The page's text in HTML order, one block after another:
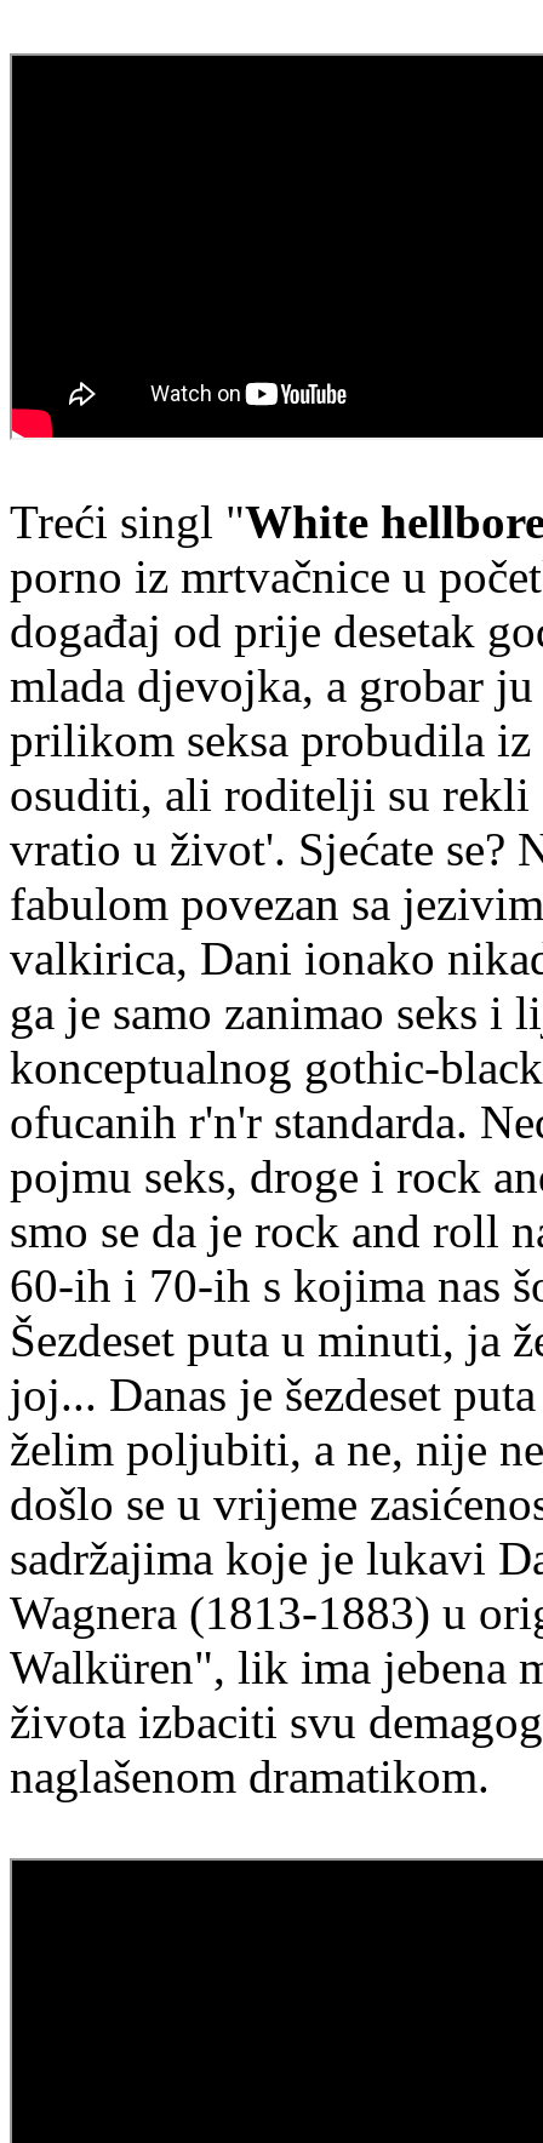
Treći singl "White
porno iz mrtvačnice u
događaj od prije desetak
mlada djevojka, a grobar
prilikom seksa probudila
osuditi, ali roditelji su rekli
vratio u život'. Sjećate se?
fabulom povezan sa
valkirica, Dani ionako
ga je samo zanimao seks i
konceptualnog gothic-
ofucanih r'n'r standarda.
pojmu seks, droge i rock
smo se da je rock and roll
60-ih i 70-ih s kojima nas
Šezdeset puta u minuti, ja
joj... Danas je šezdeset
želim poljubiti, a ne, nije
došlo se u vrijeme
sadržajima koje je lukavi
Wagnera (1813-1883) u
Walküren", lik ima jebena
života izbaciti svu
naglašenom dramatikom.